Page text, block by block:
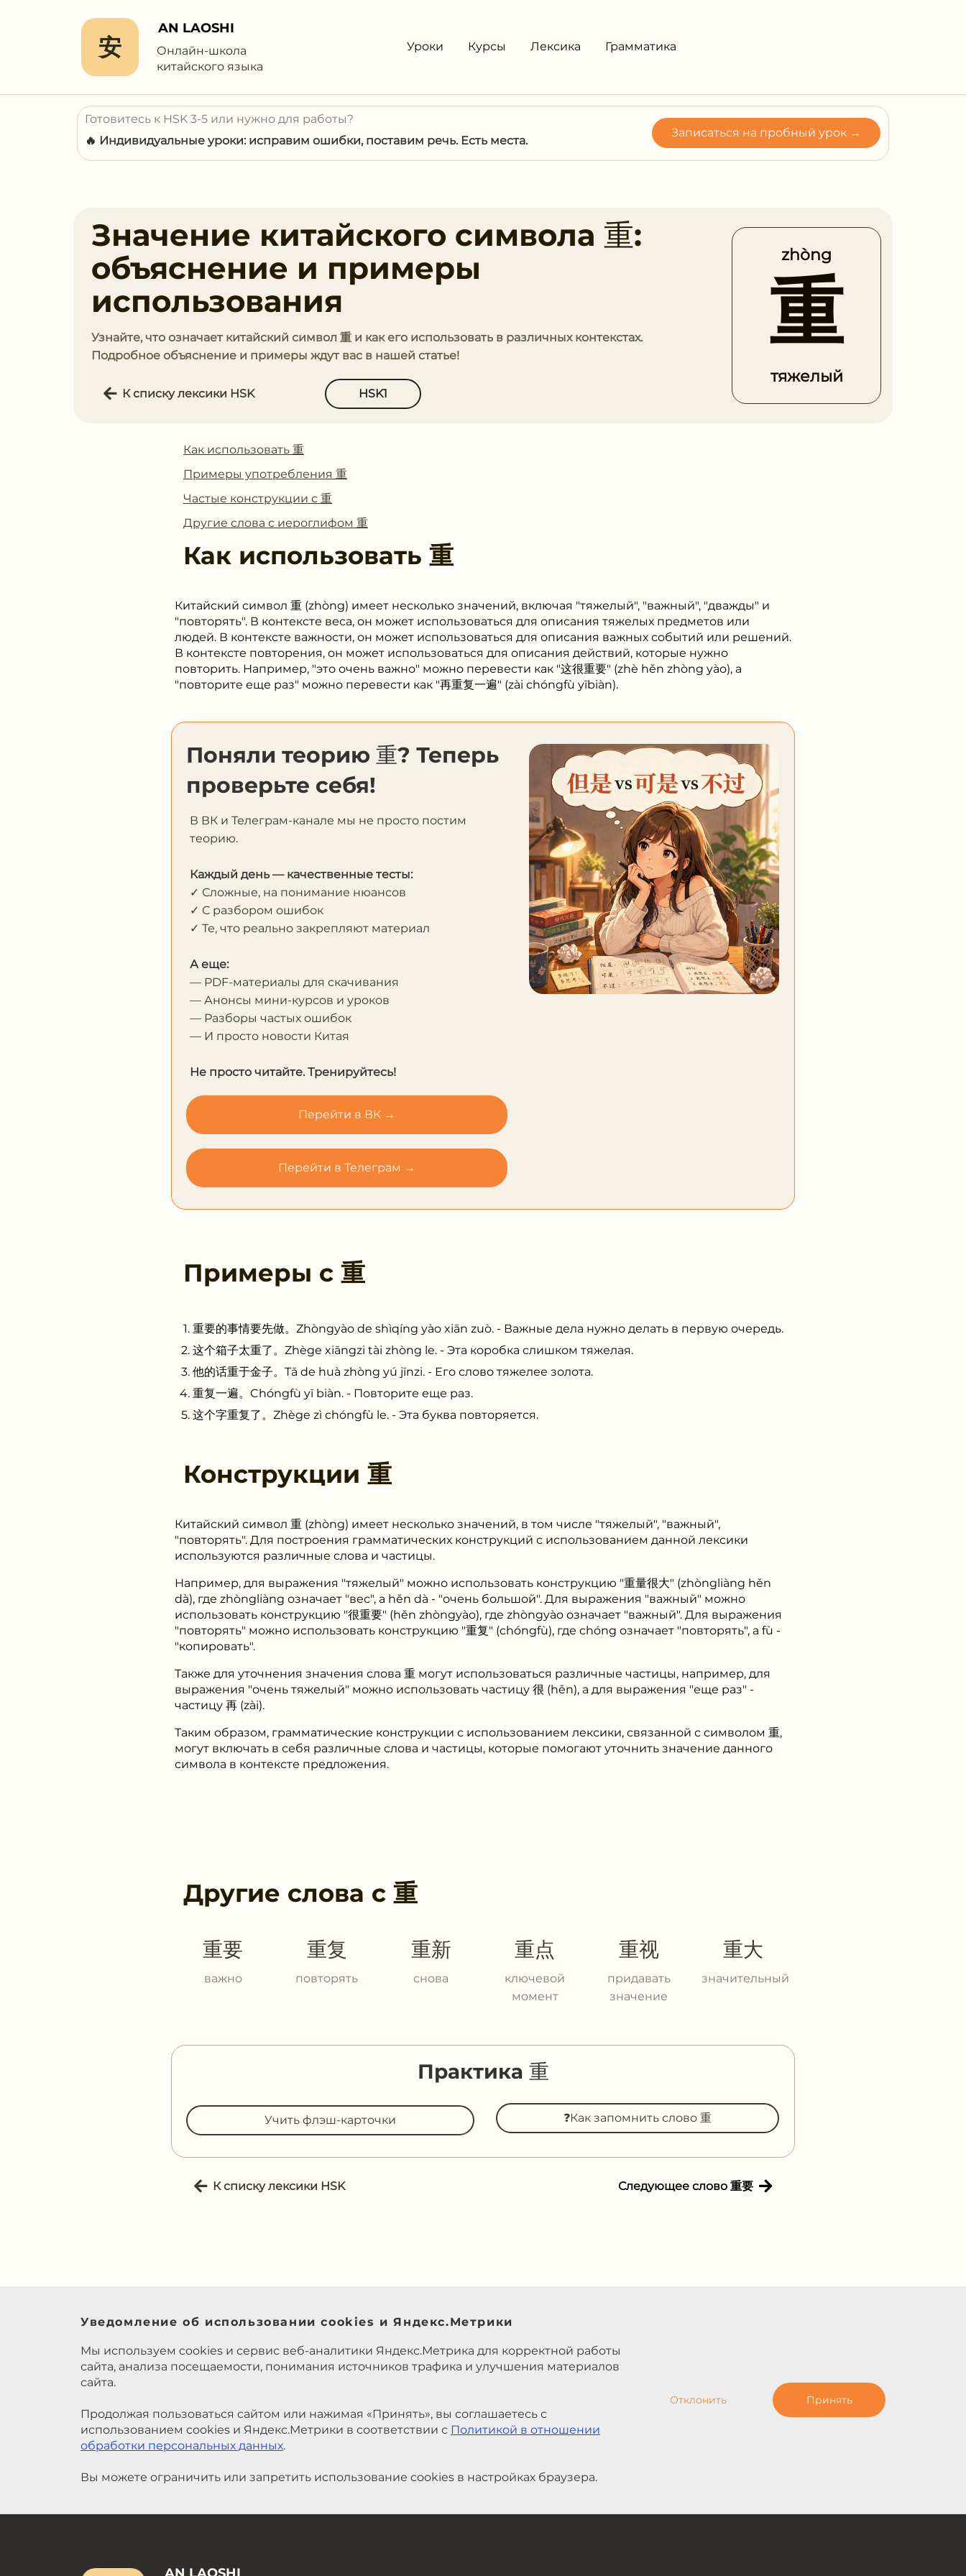
安
AN LAOSHI
Онлайн-школа
китайского языка
Уроки Курсы Лексика Грамматика
Готовитесь к HSK 3-5 или нужно для работы?
🔥 Индивидуальные уроки: исправим ошибки, поставим речь. Есть места.
Записаться на пробный урок →
Значение китайского символа 重:
объяснение и примеры
использования
Узнайте, что означает китайский символ 重 и как его использовать в различных контекстах.
Подробное объяснение и примеры ждут вас в нашей статье!
К списку лексики HSK HSK1
zhòng
重
тяжелый
Как использовать 重
Примеры употребления 重
Частые конструкции с 重
Другие слова с иероглифом 重
Как использовать 重
Китайский символ 重 (zhòng) имеет несколько значений, включая "тяжелый", "важный", "дважды" и
"повторять". В контексте веса, он может использоваться для описания тяжелых предметов или
людей. В контексте важности, он может использоваться для описания важных событий или решений.
В контексте повторения, он может использоваться для описания действий, которые нужно
повторить. Например, "это очень важно" можно перевести как "这很重要" (zhè hěn zhòng yào), а
"повторите еще раз" можно перевести как "再重复一遍" (zài chóngfù yībiàn).
Поняли теорию 重? Теперь
проверьте себя!
В ВК и Телеграм-канале мы не просто постим
теорию.
Каждый день — качественные тесты:
✓ Сложные, на понимание нюансов
✓ С разбором ошибок
✓ Те, что реально закрепляют материал
А еще:
— PDF-материалы для скачивания
— Анонсы мини-курсов и уроков
— Разборы частых ошибок
— И просто новости Китая
Не просто читайте. Тренируйтесь!
Перейти в ВК →
Перейти в Телеграм →
Примеры с 重
重要的事情要先做。Zhòngyào de shìqíng yào xiān zuò. - Важные дела нужно делать в первую очередь.
这个箱子太重了。Zhège xiāngzi tài zhòng le. - Эта коробка слишком тяжелая.
他的话重于金子。Tā de huà zhòng yú jīnzi. - Его слово тяжелее золота.
重复一遍。Chóngfù yī biàn. - Повторите еще раз.
这个字重复了。Zhège zì chóngfù le. - Эта буква повторяется.
Конструкции 重
Китайский символ 重 (zhòng) имеет несколько значений, в том числе "тяжелый", "важный",
"повторять". Для построения грамматических конструкций с использованием данной лексики
используются различные слова и частицы.
Например, для выражения "тяжелый" можно использовать конструкцию "重量很大" (zhòngliàng hěn
dà), где zhòngliàng означает "вес", а hěn dà - "очень большой". Для выражения "важный" можно
использовать конструкцию "很重要" (hěn zhòngyào), где zhòngyào означает "важный". Для выражения
"повторять" можно использовать конструкцию "重复" (chóngfù), где chóng означает "повторять", а fù -
"копировать".
Также для уточнения значения слова 重 могут использоваться различные частицы, например, для
выражения "очень тяжелый" можно использовать частицу 很 (hěn), а для выражения "еще раз" -
частицу 再 (zài).
Таким образом, грамматические конструкции с использованием лексики, связанной с символом 重,
могут включать в себя различные слова и частицы, которые помогают уточнить значение данного
символа в контексте предложения.
Другие слова с 重
重要
важно
重复
повторять
重新
снова
重点
ключевой
момент
重视
придавать
значение
重大
значительный
Практика 重
Учить флэш-карточки ❓Как запомнить слово 重
К списку лексики HSK Следующее слово 重要
Уведомление об использовании cookies и Яндекс.Метрики
Мы используем cookies и сервис веб-аналитики Яндекс.Метрика для корректной работы
сайта, анализа посещаемости, понимания источников трафика и улучшения материалов
сайта.
Продолжая пользоваться сайтом или нажимая «Принять», вы соглашаетесь с
использованием cookies и Яндекс.Метрики в соответствии с Политикой в отношении
обработки персональных данных.
Вы можете ограничить или запретить использование cookies в настройках браузера.
Отклонить Принять